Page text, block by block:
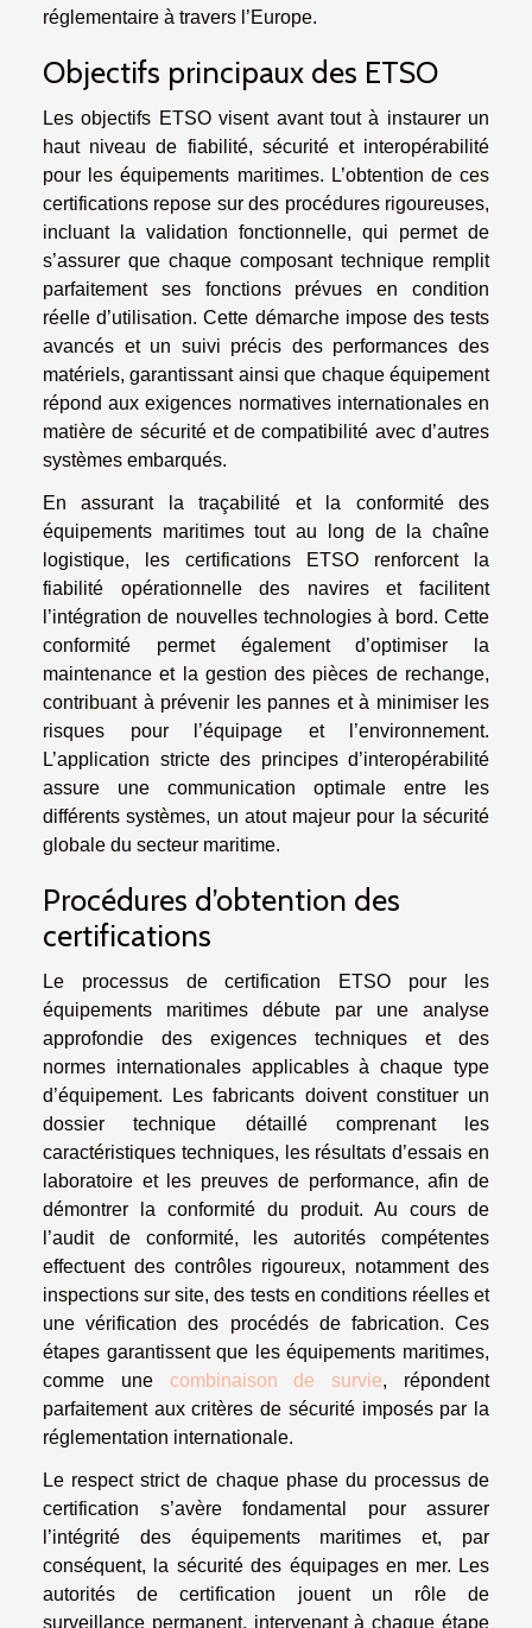
réglementaire à travers l’Europe.
Objectifs principaux des ETSO
Les objectifs ETSO visent avant tout à instaurer un
haut niveau de fiabilité, sécurité et interopérabilité
pour les équipements maritimes. L’obtention de ces
certifications repose sur des procédures rigoureuses,
incluant la validation fonctionnelle, qui permet de
s’assurer que chaque composant technique remplit
parfaitement ses fonctions prévues en condition
réelle d’utilisation. Cette démarche impose des tests
avancés et un suivi précis des performances des
matériels, garantissant ainsi que chaque équipement
répond aux exigences normatives internationales en
matière de sécurité et de compatibilité avec d’autres
systèmes embarqués.
En assurant la traçabilité et la conformité des
équipements maritimes tout au long de la chaîne
logistique, les certifications ETSO renforcent la
fiabilité opérationnelle des navires et facilitent
l’intégration de nouvelles technologies à bord. Cette
conformité permet également d’optimiser la
maintenance et la gestion des pièces de rechange,
contribuant à prévenir les pannes et à minimiser les
risques pour l’équipage et l’environnement.
L’application stricte des principes d’interopérabilité
assure une communication optimale entre les
différents systèmes, un atout majeur pour la sécurité
globale du secteur maritime.
Procédures d’obtention des
certifications
Le processus de certification ETSO pour les
équipements maritimes débute par une analyse
approfondie des exigences techniques et des
normes internationales applicables à chaque type
d’équipement. Les fabricants doivent constituer un
dossier technique détaillé comprenant les
caractéristiques techniques, les résultats d’essais en
laboratoire et les preuves de performance, afin de
démontrer la conformité du produit. Au cours de
l’audit de conformité, les autorités compétentes
effectuent des contrôles rigoureux, notamment des
inspections sur site, des tests en conditions réelles et
une vérification des procédés de fabrication. Ces
étapes garantissent que les équipements maritimes,
comme une combinaison de survie, répondent
parfaitement aux critères de sécurité imposés par la
réglementation internationale.
Le respect strict de chaque phase du processus de
certification s’avère fondamental pour assurer
l’intégrité des équipements maritimes et, par
conséquent, la sécurité des équipages en mer. Les
autorités de certification jouent un rôle de
surveillance permanent, intervenant à chaque étape